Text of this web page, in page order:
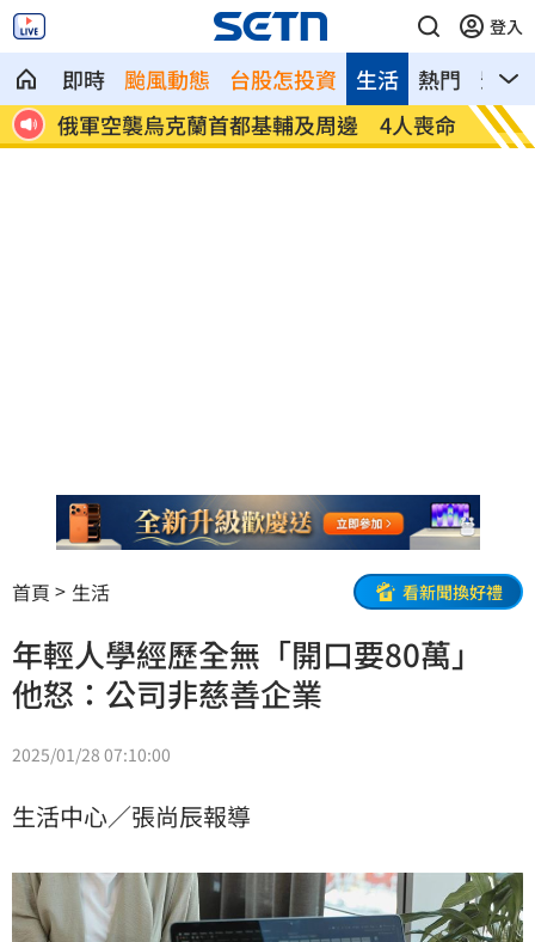
登入
即時 颱風動態 台股怎投資 熱門 影音
生活
俄軍空襲烏克蘭首都基輔及周邊 4人喪命
費仔
注
首頁 生活 看新聞換好禮
年輕人學經歷全無「開口要80萬」
他怒：公司非慈善企業
2025/01/28 07:10:00
生活中心／張尚辰報導